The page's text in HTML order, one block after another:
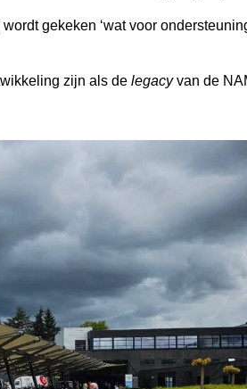
gekeken ‘wat voor
zijn als de legacyvan de